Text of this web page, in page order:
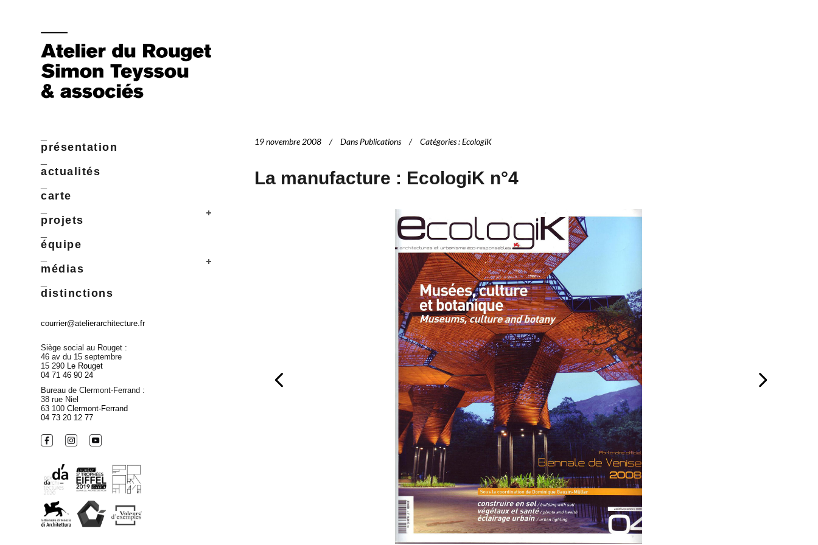
présentation
actualités
carte
projets
équipe
médias
distinctions
courrier@atelierarchitecture.fr
Siège social au Rouget :
46 av du 15 septembre
15 290 Le Rouget
04 71 46 90 24
Bureau de Clermont-Ferrand :
38 rue Niel
63 100Clermont-Ferrand
04 73 20 12 77
19 novembre 2008 Dans Publications Catégories:EcologiK
La manufacture : EcologiK n°4